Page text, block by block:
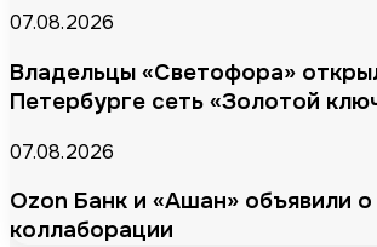
07.08.2026
Владельцы «Светофора»
Петербурге сеть «Золотой
07.08.2026
Ozon Банк и «Ашан» объявили
коллаборации